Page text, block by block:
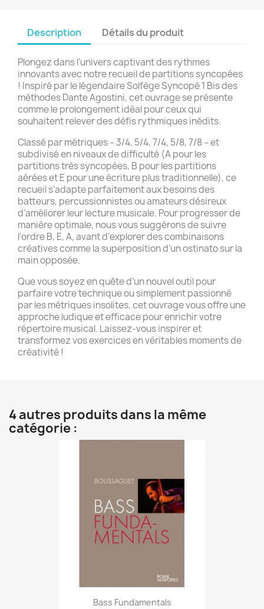
Description Détails du produit
Plongez dans l’univers captivant des rythmes
innovants avec notre recueil de partitions syncopées
! Inspiré par le légendaire Solfège Syncopé 1 Bis des
méthodes Dante Agostini, cet ouvrage se présente
comme le prolongement idéal pour ceux qui
souhaitent relever des défis rythmiques inédits.
Classé par métriques – 3/4, 5/4, 7/4, 5/8, 7/8 – et
subdivisé en niveaux de difficulté (A pour les
partitions très syncopées, B pour les partitions
aérées et E pour une écriture plus traditionnelle), ce
recueil s’adapte parfaitement aux besoins des
batteurs, percussionnistes ou amateurs désireux
d’améliorer leur lecture musicale. Pour progresser de
manière optimale, nous vous suggérons de suivre
l’ordre B, E, A, avant d’explorer des combinaisons
créatives comme la superposition d’un ostinato sur la
main opposée.
Que vous soyez en quête d’un nouvel outil pour
parfaire votre technique ou simplement passionné
par les métriques insolites, cet ouvrage vous offre une
approche ludique et efficace pour enrichir votre
répertoire musical. Laissez-vous inspirer et
transformez vos exercices en véritables moments de
créativité !
4 autres produits dans la même
catégorie :
Bass Fundamentals